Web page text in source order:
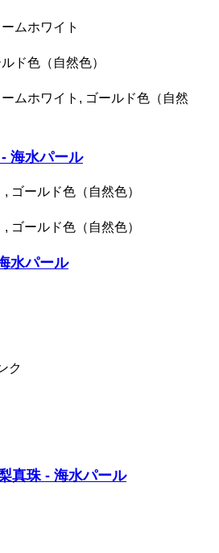
ムホワイト
ド色（自然色）
- 海水パール
, ゴールド色（自然色）
, ゴールド色（自然色）
水パール
ク
真珠 - 海水パール